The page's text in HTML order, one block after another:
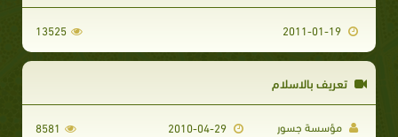
13525
تعريف بالاسلام
مؤسسة جسور 8581